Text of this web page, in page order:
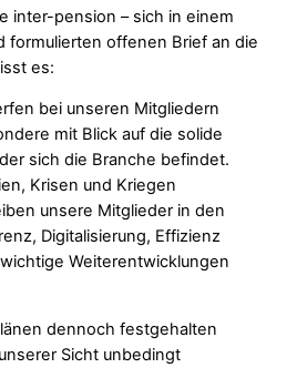
inter-pension – sich in einem
formulierten offenen Brief an die
es:
bei unseren Mitgliedern
mit Blick auf die solide
sich die Branche befindet.
Krisen und Kriegen
unsere Mitglieder in den
Digitalisierung, Effizienz
Weiterentwicklungen
dennoch festgehalten
Sicht unbedingt